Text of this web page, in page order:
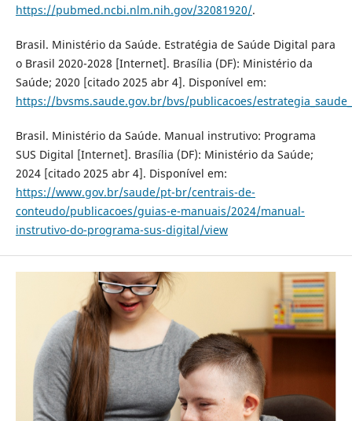
https://pubmed.ncbi.nlm.nih.gov/32081920/.
Brasil. Ministério da Saúde. Estratégia de Saúde Digital para
o Brasil 2020-2028 [Internet]. Brasília (DF): Ministério da
Saúde; 2020 [citado 2025 abr 4]. Disponível em:
https://bvsms.saude.gov.br/bvs/publicacoes/
Brasil. Ministério da Saúde. Manual instrutivo: Programa
SUS Digital [Internet]. Brasília (DF): Ministério da Saúde;
2024 [citado 2025 abr 4]. Disponível em:
https://www.gov.br/saude/pt-br/centrais-de-
conteudo/publicacoes/guias-e-manuais/2024/manual-
instrutivo-do-programa-sus-digital/view